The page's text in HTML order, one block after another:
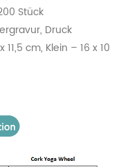
Stück
Druck
cm, Klein – 16 x 10